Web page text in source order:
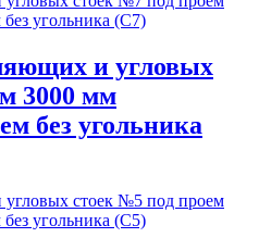
и угловых
3000 мм
без угольника